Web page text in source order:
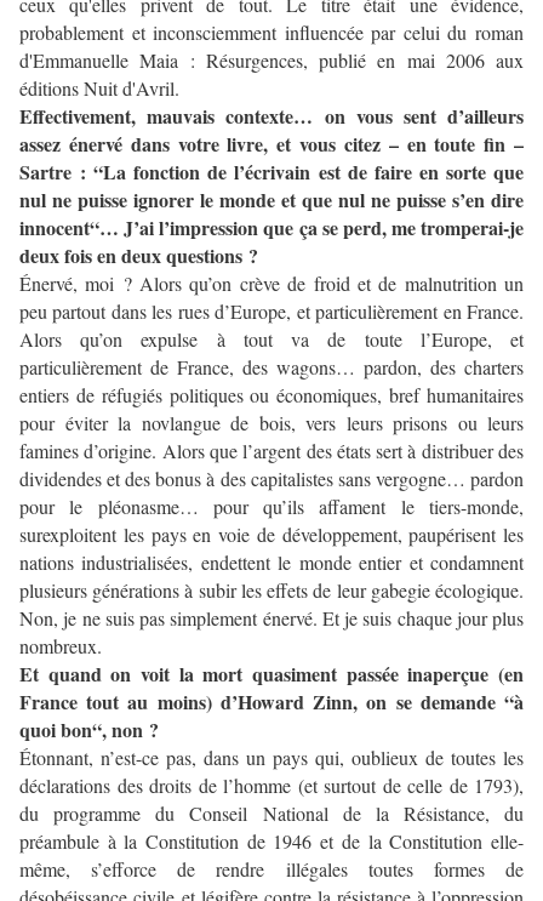
probablement et inconsciemment influencée par celui du roman
d'Emmanuelle Maia : Résurgences, publié en mai 2006 aux
éditions Nuit d'Avril.
Effectivement, mauvais contexte… on vous sent d’ailleurs
assez énervé dans votre livre, et vous citez – en toute fin –
Sartre : “La fonction de l’écrivain est de faire en sorte que
nul ne puisse ignorer le monde et que nul ne puisse s’en dire
innocent“… J’ai l’impression que ça se perd, me tromperai-je
deux fois en deux questions ?
Énervé, moi ? Alors qu’on crève de froid et de malnutrition un
peu partout dans les rues d’Europe, et particulièrement en France.
Alors qu’on expulse à tout va de toute l’Europe, et
particulièrement de France, des wagons… pardon, des charters
entiers de réfugiés politiques ou économiques, bref humanitaires
pour éviter la novlangue de bois, vers leurs prisons ou leurs
famines d’origine. Alors que l’argent des états sert à distribuer des
dividendes et des bonus à des capitalistes sans vergogne… pardon
pour le pléonasme… pour qu’ils affament le tiers-monde,
surexploitent les pays en voie de développement, paupérisent les
nations industrialisées, endettent le monde entier et condamnent
plusieurs générations à subir les effets de leur gabegie écologique.
Non, je ne suis pas simplement énervé. Et je suis chaque jour plus
nombreux.
Et quand on voit la mort quasiment passée inaperçue (en
France tout au moins) d’Howard Zinn, on se demande “à
quoi bon“, non ?
Étonnant, n’est-ce pas, dans un pays qui, oublieux de toutes les
déclarations des droits de l’homme (et surtout de celle de 1793),
du programme du Conseil National de la Résistance, du
préambule à la Constitution de 1946 et de la Constitution elle-
même, s’efforce de rendre illégales toutes formes de